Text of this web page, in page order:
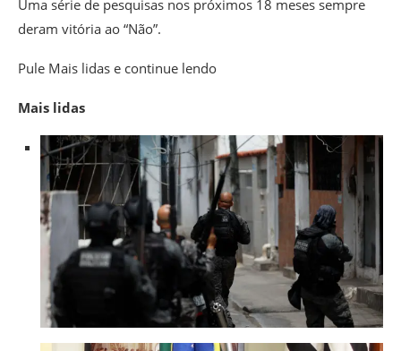
Uma série de pesquisas nos próximos 18 meses sempre
deram vitória ao “Não”.
Pule Mais lidas e continue lendo
Mais lidas